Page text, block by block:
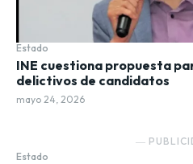
Estado
INE cuestiona propuesta
delictivos de candidatos
mayo 24, 2026
―
Estado